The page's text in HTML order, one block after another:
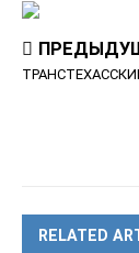
RELATED